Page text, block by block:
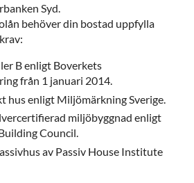
Syd.
behöver din bostad uppfylla
B enligt Boverkets
från 1 januari 2014.
hus enligt Miljömärkning Sverige.
miljöbyggnad enligt
Council.
av Passiv House Institute